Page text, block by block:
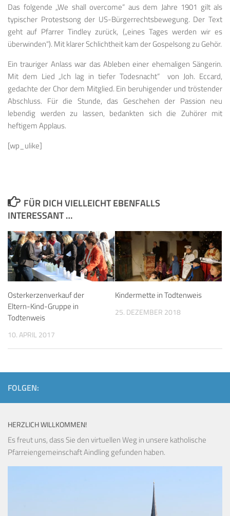
Das folgende „We shall overcome“ aus dem Jahre 1901 gilt als
typischer Protestsong der US-Bürgerrechtsbewegung. Der Text
geht auf Pfarrer Tindley zurück, („eines Tages werden wir es
überwinden“). Mit klarer Schlichtheit kam der Gospelsong zu Gehör.
Ein trauriger Anlass war das Ableben einer ehemaligen Sängerin.
Mit dem Lied „Ich lag in tiefer Todesnacht“ von Joh. Eccard,
gedachte der Chor dem Mitglied. Ein beruhigender und tröstender
Abschluss. Für die Stunde, das Geschehen der Passion neu
lebendig werden zu lassen, bedankten sich die Zuhörer mit
heftigem Applaus.
[wp_ulike]
FÜR DICH VIELLEICHT EBENFALLS
INTERESSANT …
Osterkerzenverkauf der
Eltern-Kind-Gruppe in
Todtenweis
10. APRIL 2017
Kindermette in Todtenweis
25. DEZEMBER 2018
FOLGEN:
HERZLICH WILLKOMMEN!
Es freut uns, dass Sie den virtuellen Weg in unsere katholische
Pfarreiengemeinschaft Aindling gefunden haben.